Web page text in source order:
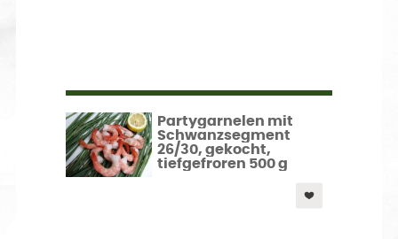
Partygarnelen mit
Schwanzsegment
26/30, gekocht,
tiefgefroren 500 g